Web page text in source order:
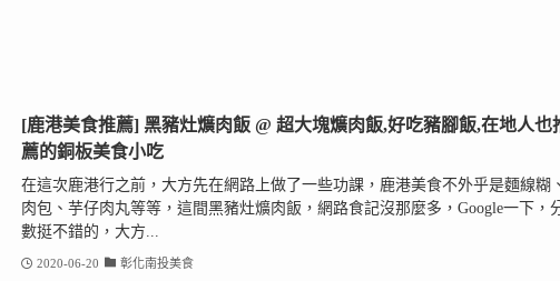
[鹿港美食推薦] 黑豬灶爌肉飯 @ 超大塊爌肉飯,好吃豬腳飯,在地人也
薦的銅板美食小吃
在這次鹿港行之前，大方先在網路上做了一些功課，鹿港美食不外乎是麵線糊、
肉包、芋仔肉丸等等，這間黑豬灶爌肉飯，網路食記沒那麼多，Google一下，
數挺不錯的，大方...
2020-06-20 彰化南投美食